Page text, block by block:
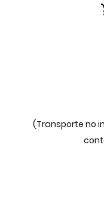
(Transporte no